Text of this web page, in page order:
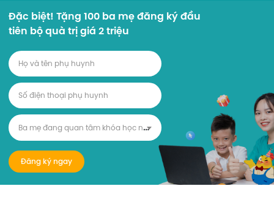
Đặc biệt! Tặng 100 ba mẹ đăng ký đầu
tiên bộ quà trị giá 2 triệu
B
a mẹ đang quan tâm khóa học nào?
Đăng ký ngay